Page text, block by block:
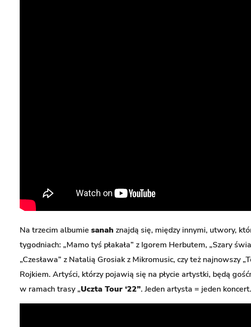
Na trzecim albumie sanah znajdą się, między innymi, utwory,
tygodniach: „Mamo tyś płakała” z Igorem Herbutem, „Szary
„Czesława” z Natalią Grosiak z Mikromusic, czy też najnowszy
Rojkiem. Artyści, którzy pojawią się na płycie artystki, będą
w ramach trasy „Uczta Tour ‘22”. Jeden artysta = jeden koncert.